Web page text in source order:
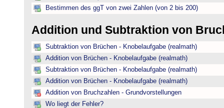
Bestimmen des ggT von zwei Zahlen (von 2 bis 200)
Addition und Subtraktion von
Subtraktion von Brüchen - Knobelaufgabe (realmath)
Addition von Brüchen - Knobelaufgabe (realmath)
Subtraktion von Brüchen - Knobelaufgabe (realmath)
Addition von Brüchen - Knobelaufgabe (realmath)
Addition von Bruchzahlen - Grundvorstellungen
Wo liegt der Fehler?